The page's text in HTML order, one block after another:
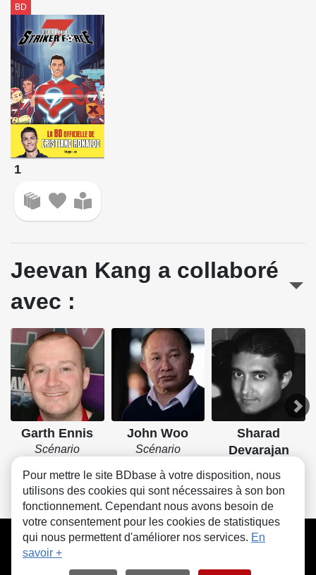
BD
1
Jeevan Kang a collaboré
avec :
Garth Ennis
Scénario
John Woo
Scénario
Sharad
Devarajan
CGU FAQ Contact Cookies
Pour mettre le site BDbase à votre disposition, nous
utilisons des cookies qui sont nécessaires à son bon
fonctionnement. Cependant nous avons besoin de
votre consentement pour les cookies de statistiques
qui nous permettent d'améliorer nos services. En
savoir +